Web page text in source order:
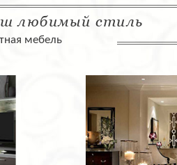
любимый стиль
мебель